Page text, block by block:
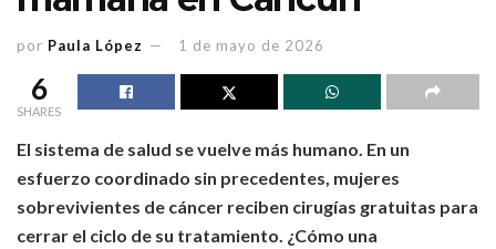
por Paula López 1 de mayo de 2026
6
SHARES
El sistema de salud se vuelve más humano. En un
esfuerzo coordinado sin precedentes, mujeres
sobrevivientes de cáncer reciben cirugías gratuitas para
cerrar el ciclo de su tratamiento. ¿Cómo una